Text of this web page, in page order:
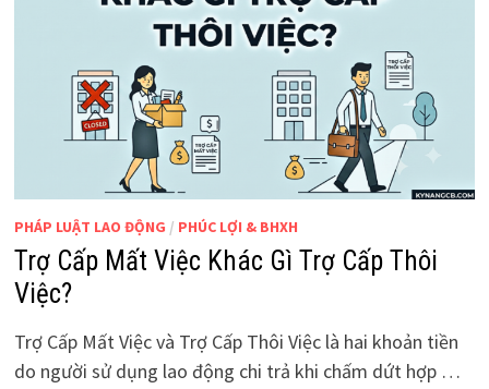
PHÁP LUẬT LAO ĐỘNG / PHÚC LỢI & BHXH
Trợ Cấp Mất Việc Khác Gì Trợ Cấp Thôi
Việc?
Trợ Cấp Mất Việc và Trợ Cấp Thôi Việc là hai khoản tiền
do người sử dụng lao động chi trả khi chấm dứt hợp …